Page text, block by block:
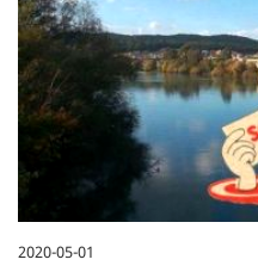
2020-05-01